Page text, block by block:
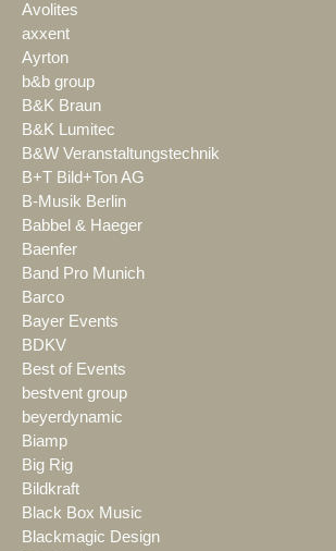
Avolites
axxent
Ayrton
b&b group
B&K Braun
B&K Lumitec
B&W Veranstaltungstechnik
B+T Bild+Ton AG
B-Musik Berlin
Babbel & Haeger
Baenfer
Band Pro Munich
Barco
Bayer Events
BDKV
Best of Events
bestvent group
beyerdynamic
Biamp
Big Rig
Bildkraft
Black Box Music
Blackmagic Design